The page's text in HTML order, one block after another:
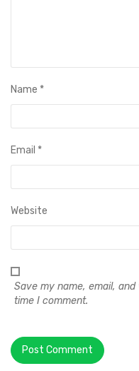
Name *
Email *
Website
Save my name, email,
time I comment.